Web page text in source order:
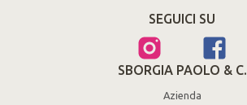
SEGUICI SU
SBORGIA PAOLO & C.
Azienda